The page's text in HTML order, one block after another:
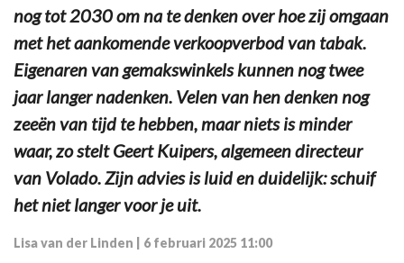
nog tot 2030 om na te denken over hoe zij omgaan
met het aankomende verkoopverbod van tabak.
Eigenaren van gemakswinkels kunnen nog twee
jaar langer nadenken. Velen van hen denken nog
zeeën van tijd te hebben, maar niets is minder
waar, zo stelt Geert Kuipers, algemeen directeur
van Volado. Zijn advies is luid en duidelijk: schuif
het niet langer voor je uit.
Lisa van der Linden 6 februari 2025 11:00